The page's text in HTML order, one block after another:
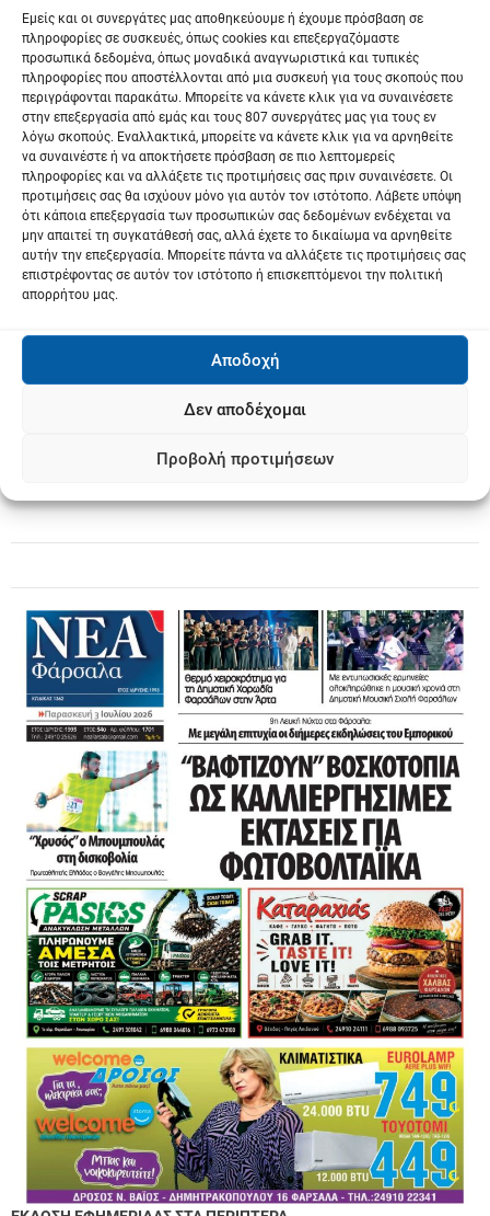
Εμείς και οι συνεργάτες μας αποθηκεύουμε ή έχουμε πρόσβαση σε
πληροφορίες σε συσκευές, όπως cookies και επεξεργαζόμαστε
προσωπικά δεδομένα, όπως μοναδικά αναγνωριστικά και τυπικές
πληροφορίες που αποστέλλονται από μια συσκευή για τους σκοπούς που
περιγράφονται παρακάτω. Μπορείτε να κάνετε κλικ για να συναινέσετε
στην επεξεργασία από εμάς και τους 807 συνεργάτες μας για τους εν
λόγω σκοπούς. Εναλλακτικά, μπορείτε να κάνετε κλικ για να αρνηθείτε
να συναινέστε ή να αποκτήσετε πρόσβαση σε πιο λεπτομερείς
πληροφορίες και να αλλάξετε τις προτιμήσεις σας πριν συναινέσετε. Οι
προτιμήσεις σας θα ισχύουν μόνο για αυτόν τον ιστότοπο. Λάβετε υπόψη
ότι κάποια επεξεργασία των προσωπικών σας δεδομένων ενδέχεται να
μην απαιτεί τη συγκατάθεσή σας, αλλά έχετε το δικαίωμα να αρνηθείτε
αυτήν την επεξεργασία. Μπορείτε πάντα να αλλάξετε τις προτιμήσεις σας
επιστρέφοντας σε αυτόν τον ιστότοπο ή επισκεπτόμενοι την πολιτική
απορρήτου μας.
Αποδοχή
Δεν αποδέχομαι
Προβολή προτιμήσεων
ω
ν